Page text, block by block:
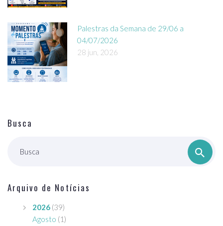
Palestras da Semana de 29/06 a
04/07/2026
28 jun, 2026
Busca
Busca
Arquivo de Notícias
2026 (39)
Agosto (1)